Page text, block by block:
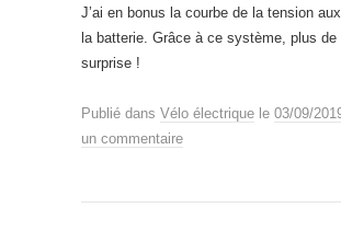
J’ai en bonus la courbe de la tension
la batterie. Grâce à ce système, plus de
surprise !
Publié dans Vélo électrique le 03/09/
un commentaire